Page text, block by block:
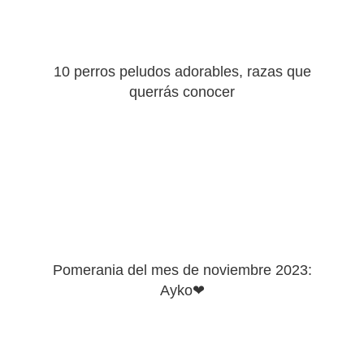
10 perros peludos adorables, razas que
querrás conocer
Pomerania del mes de noviembre 2023:
Ayko❤